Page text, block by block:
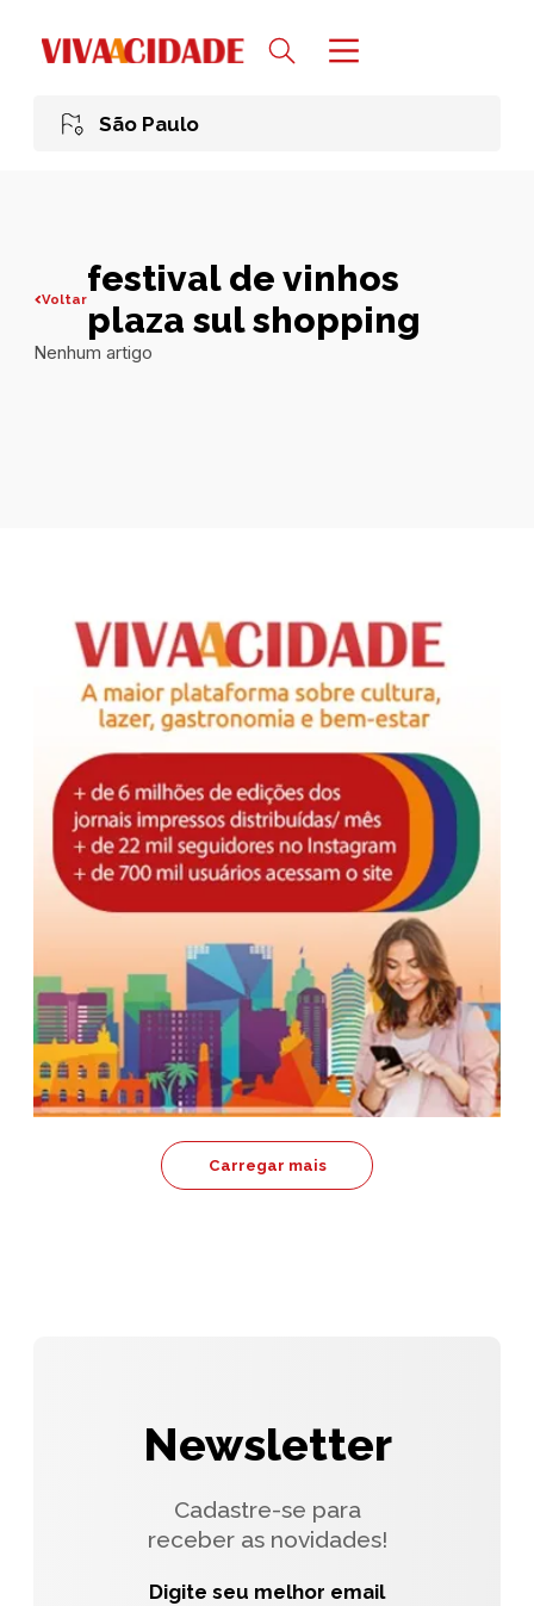
São Paulo
Voltarfestival de vinhos
plaza sul shopping
Nenhum artigo
Carregar mais
Newsletter
Cadastre-se para
receber as novidades!
Digite seu melhor email